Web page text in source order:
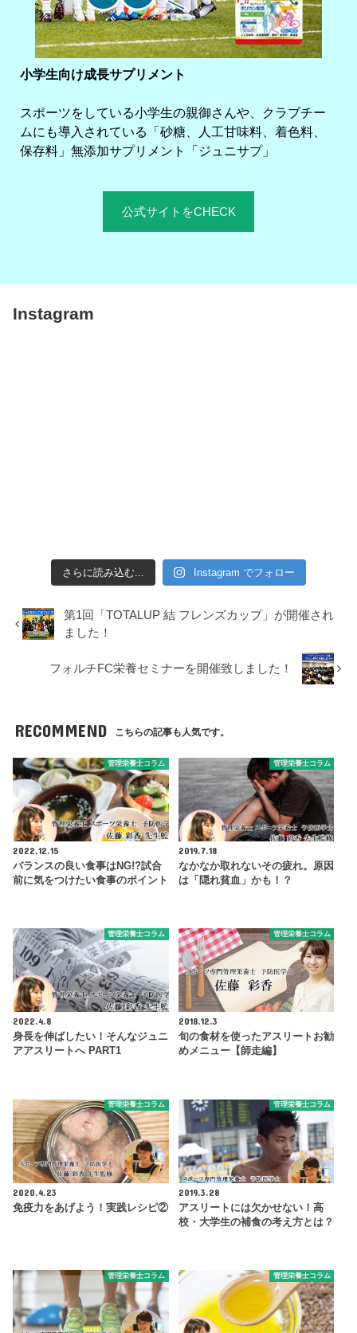
小学生向け成長サプリメント
スポーツをしている小学生の親御さんや、クラブチー
ムにも導入されている「砂糖、人工甘味料、着色料、
保存料」無添加サプリメント「ジュニサプ」
公式サイトをCHECK
Instagram
さらに読み込む... Instagram でフォロー
第1回「TOTALUP 結 フレンズカップ」が開催され
ました！
フォルチFC栄養セミナーを開催致しました！
RECOMMEND こちらの記事も人気です。
管理栄養士コラム
2022.12.15
バランスの良い食事はNG!?試合
前に気をつけたい食事のポイント
管理栄養士コラム
2019.7.18
なかなか取れないその疲れ。原因
は「隠れ貧血」かも！？
管理栄養士コラム
2022.4.8
身長を伸ばしたい！そんなジュニ
アアスリートへ PART1
管理栄養士コラム
2018.12.3
旬の食材を使ったアスリートお勧
めメニュー【師走編】
管理栄養士コラム
2020.4.23
免疫力をあげよう！実践レシピ②
管理栄養士コラム
2019.3.28
アスリートには欠かせない！高
校・大学生の補食の考え方とは？
管理栄養士コラム 管理栄養士コラム